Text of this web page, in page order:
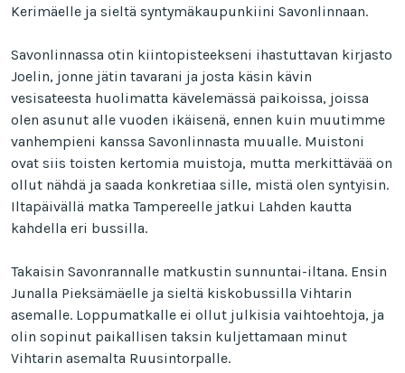
Kerimäelle ja sieltä syntymäkaupunkiini Savonlinnaan.
Savonlinnassa otin kiintopisteekseni ihastuttavan kirjasto
Joelin, jonne jätin tavarani ja josta käsin kävin
vesisateesta huolimatta kävelemässä paikoissa, joissa
olen asunut alle vuoden ikäisenä, ennen kuin muutimme
vanhempieni kanssa Savonlinnasta muualle. Muistoni
ovat siis toisten kertomia muistoja, mutta merkittävää on
ollut nähdä ja saada konkretiaa sille, mistä olen syntyisin.
Iltapäivällä matka Tampereelle jatkui Lahden kautta
kahdella eri bussilla.
Takaisin Savonrannalle matkustin sunnuntai-iltana. Ensin
Junalla Pieksämäelle ja sieltä kiskobussilla Vihtarin
asemalle. Loppumatkalle ei ollut julkisia vaihtoehtoja, ja
olin sopinut paikallisen taksin kuljettamaan minut
Vihtarin asemalta Ruusintorpalle.